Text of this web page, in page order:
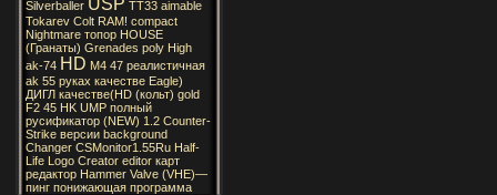
Silverballer
TT33 aimable
Tokarev Colt RAM! compact
Nightmare топор HOUSE
(Гранаты) Grenades poly High
ak-74 HD M4 47 реалистичная
ak 55 руках качестве Eagle)
ДИГЛ качестве(HD (кольт) gold
F2 45 HK UMP полный
русификатор (NEW) 1.2 Counter-
Strike версии background
Changer CSMonitor1.55Ru Half-
Life Logo Creator editor карт
редактор Hammer Valve (VHE)—
пинг понижающая программа